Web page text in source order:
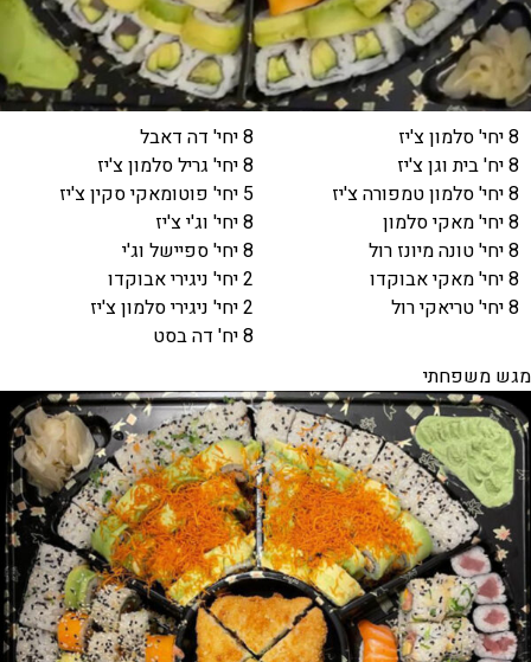
8 יחי' דה דאבל
8 יחי' גריל סלמון צ'יז
5 יחי' פוטומאקי סקין צ'יז
8 יחי' וג'י צ'יז
8 יחי' ספיישל וג'י
2 יחי' ניגירי אבוקדו
2 יחי' ניגירי סלמון צ'יז
8 יח' דה בסט
8 יחי' סלמון צ'יז
8 יח' בית וגן צ'יז
8 יחי' סלמון טמפורה צ'יז
8 יחי' מאקי סלמון
8 יחי' טונה מיונז רול
8 יחי' מאקי אבוקדו
8 יחי' טריאקי רול
מגש משפחתי